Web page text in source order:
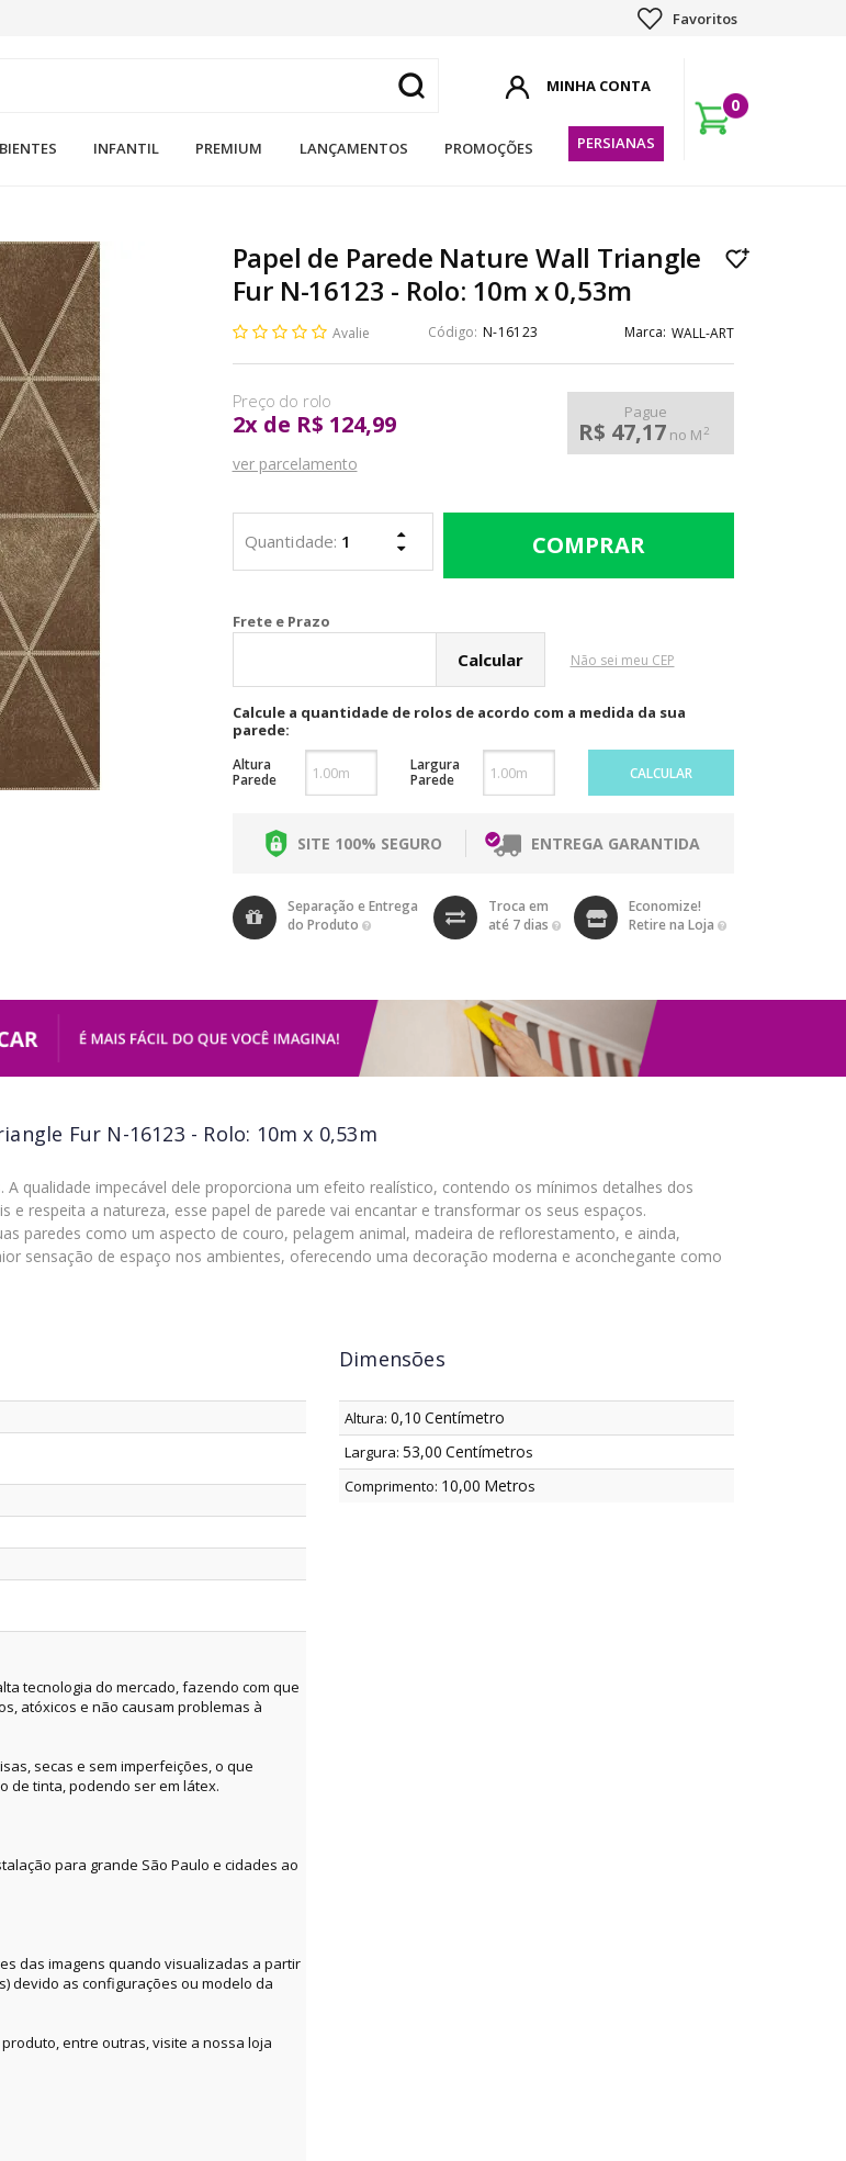
Favoritos
INFANTIL PREMIUM LANÇAMENTOS PROMOÇÕES PERSIANAS
0
Papel de Parede Nature Wall Triangle
Fur N-16123 - Rolo: 10m x 0,53m
Avalie N-16123 WALL-ART
2xde R$ 124,99 Pague
R$ 47,17 no M2
ver parcelamento
Não sei meu CEP
Calcule a quantidade de rolos de acordo com a medida da sua
parede:
Altura
Parede
Largura
Parede
CALCULAR
SITE 100% SEGURO ENTREGA GARANTIDA
Separação e Entrega
do Produto
Troca em
até 7 dias
Economize!
Retire na Loja
Fur N-16123 - Rolo: 10m x 0,53m
qualidade impecável dele proporciona um efeito realístico, contendo os mínimos detalhes dos
respeita a natureza, esse papel de parede vai encantar e transformar os seus espaços.
paredes como um aspecto de couro, pelagem animal, madeira de reflorestamento, e ainda,
sensação de espaço nos ambientes, oferecendo uma decoração moderna e aconchegante como
tecnologia do mercado, fazendo com que
atóxicos e não causam problemas à
secas e sem imperfeições, o que
de tinta, podendo ser em látex.
para grande São Paulo e cidades ao
das imagens quando visualizadas a partir
devido as configurações ou modelo da
entre outras, visite a nossa loja
Dimensões
Altura: 0,10 Centímetro
Largura: 53,00 Centímetros
Comprimento: 10,00 Metros